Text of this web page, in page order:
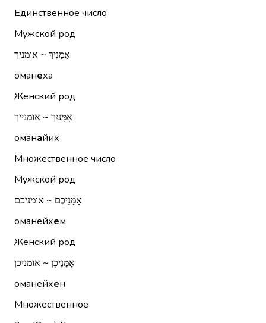
Единственное число
Мужской род
אָמָּנֶיךָ ~ אומניך
оманеха
Женский род
אָמָּנַיִךְ ~ אומנייך
оманайих
Множественное число
Мужской род
אָמָּנֵיכֶם ~ אומניכם
оманейхем
Женский род
אָמָּנֵיכֶן ~ אומניכן
оманейхен
Множественное